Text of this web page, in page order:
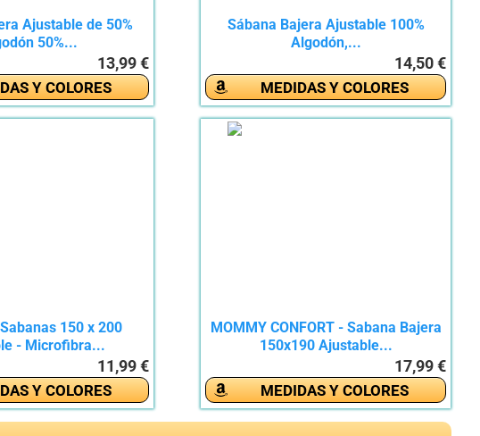
Ajustable de 50%
50%...
13,99 €
Y COLORES
Sábana Bajera Ajustable 100%
Algodón,...
14,50 €
MEDIDAS Y COLORES
150 x 200
- Microfibra...
11,99 €
Y COLORES
MOMMY CONFORT - Sabana Bajera
150x190 Ajustable...
17,99 €
MEDIDAS Y COLORES